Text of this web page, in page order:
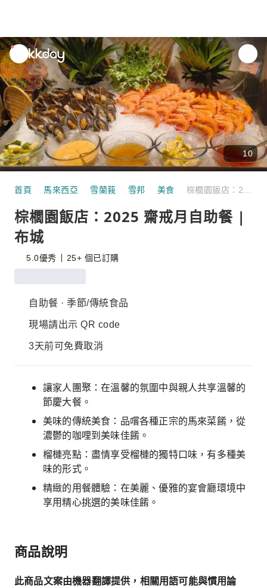
unread
notifications
10
首頁 馬來西亞 雪蘭莪 雪邦 美食
棕櫚園飯店：2025 齋戒月自助餐 |
布城
5.0優秀 25+ 個已訂購
自助餐 · 季節/傳統食品
現場請出示 QR code
3天前可免費取消
讓家人團聚：在溫馨的氛圍中與親人共享溫馨的
節慶大餐。
美味的傳統美食：品嚐各種正宗的馬來菜餚，從
濃鬱的咖哩到美味佳餚。
榴槤亮點：盡情享受榴槤的獨特口味，有多種美
味的形式。
精緻的用餐體驗：在美麗、優雅的宴會廳環境中
享用精心挑選的美味佳餚。
商品說明
此商品文案由機器翻譯提供，相關用語可能與慣用論